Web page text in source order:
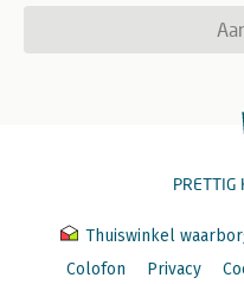
PRETTIG
Thuiswinkel
Colofon
Privacy